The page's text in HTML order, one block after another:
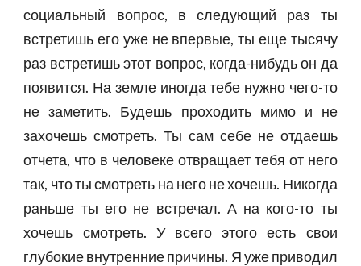
социальный вопрос, в следующий раз ты
встретишь его уже не впервые, ты еще тысячу
раз встретишь этот вопрос, когда-нибудь он да
появится. На земле иногда тебе нужно чего-то
не заметить. Будешь проходить мимо и не
захочешь смотреть. Ты сам себе не отдаешь
отчета, что в человеке отвращает тебя от него
так, что ты смотреть на него не хочешь. Никогда
раньше ты его не встречал. А на кого-то ты
хочешь смотреть. У всего этого есть свои
глубокие внутренние причины. Я уже приводил